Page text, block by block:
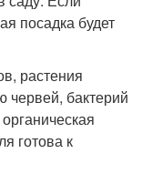
посадка будет
растения
червей, бактерий
готова к